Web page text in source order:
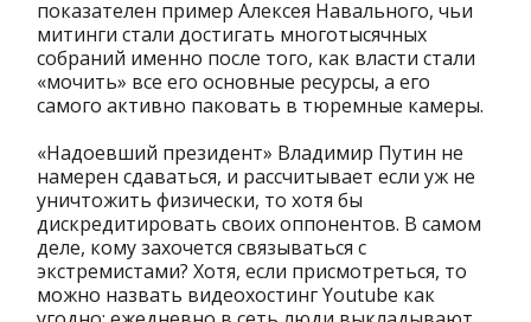
показателен пример Алексея Навального, чьи
митинги стали достигать многотысячных
собраний именно после того, как власти стали
«мочить» все его основные ресурсы, а его
самого активно паковать в тюремные камеры.
«Надоевший президент» Владимир Путин не
намерен сдаваться, и рассчитывает если уж не
уничтожить физически, то хотя бы
дискредитировать своих оппонентов. В самом
деле, кому захочется связываться с
экстремистами? Хотя, если присмотреться, то
можно назвать видеохостинг Youtube как